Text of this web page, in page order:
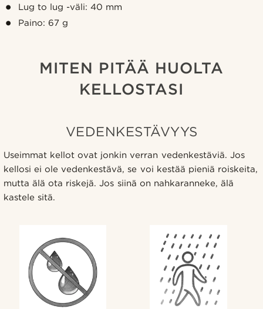
Lug to lug -väli: 40 mm
Paino: 67 g
MITEN PITÄÄ HUOLTA
KELLOSTASI
VEDENKESTÄVYYS
Useimmat kellot ovat jonkin verran vedenkestäviä. Jos
kellosi ei ole vedenkestävä, se voi kestää pieniä roiskeita,
mutta älä ota riskejä. Jos siinä on nahkaranneke, älä
kastele sitä.